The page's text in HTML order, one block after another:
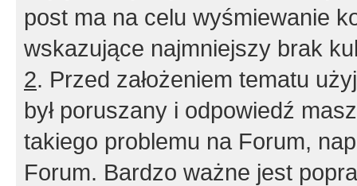
post ma na celu wyśmiewanie
wskazujące najmniejszy brak
2. Przed założeniem tematu
był poruszany i odpowiedź
takiego problemu na Forum,
Forum. Bardzo ważne jest